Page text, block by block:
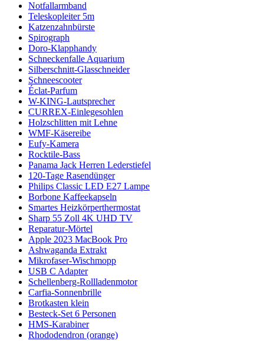
Notfallarmband
Teleskopleiter 5m
Katzenzahnbürste
Spirograph
Doro-Klapphandy
Schneckenfalle Aquarium
Silberschnitt-Glasschneider
Schneescooter
Éclat-Parfum
W-KING-Lautsprecher
CURREX-Einlegesohlen
Holzschlitten mit Lehne
WMF-Käsereibe
Eufy-Kamera
Rocktile-Bass
Panama Jack Herren Lederstiefel
120-Tage Rasendünger
Philips Classic LED E27 Lampe
Borbone Kaffeekapseln
Smartes Heizkörperthermostat
Sharp 55 Zoll 4K UHD TV
Reparatur-Mörtel
Apple 2023 MacBook Pro
Ashwaganda Extrakt
Mikrofaser-Wischmopp
USB C Adapter
Schellenberg-Rollladenmotor
Carfia-Sonnenbrille
Brotkasten klein
Besteck-Set 6 Personen
HMS-Karabiner
Rhododendron (orange)